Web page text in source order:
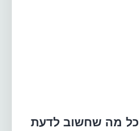
תמ״א 38? כל מה שחשוב לדעת